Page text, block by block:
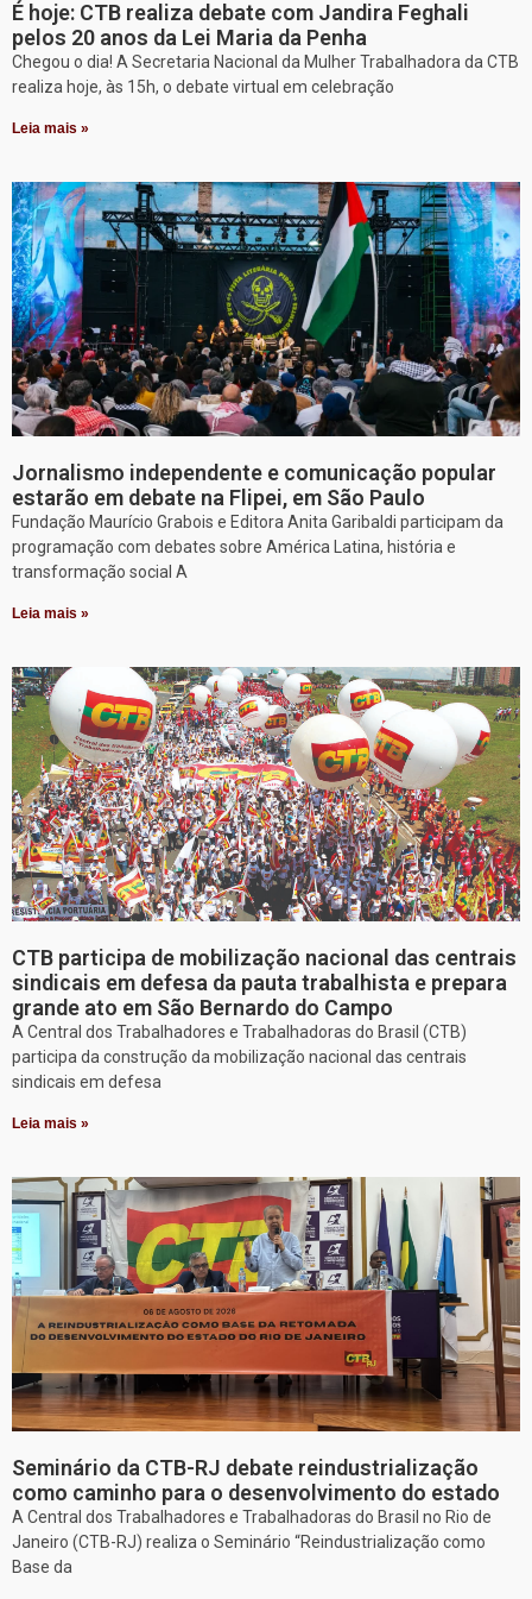
É hoje: CTB realiza debate com Jandira Feghali
pelos 20 anos da Lei Maria da Penha
Chegou o dia! A Secretaria Nacional da Mulher Trabalhadora da CTB
realiza hoje, às 15h, o debate virtual em celebração
Leia mais »
Jornalismo independente e comunicação popular
estarão em debate na Flipei, em São Paulo
Fundação Maurício Grabois e Editora Anita Garibaldi participam da
programação com debates sobre América Latina, história e
transformação social A
Leia mais »
CTB participa de mobilização nacional das centrais
sindicais em defesa da pauta trabalhista e prepara
grande ato em São Bernardo do Campo
A Central dos Trabalhadores e Trabalhadoras do Brasil (CTB)
participa da construção da mobilização nacional das centrais
sindicais em defesa
Leia mais »
Seminário da CTB-RJ debate reindustrialização
como caminho para o desenvolvimento do estado
A Central dos Trabalhadores e Trabalhadoras do Brasil no Rio de
Janeiro (CTB-RJ) realiza o Seminário “Reindustrialização como
Base da